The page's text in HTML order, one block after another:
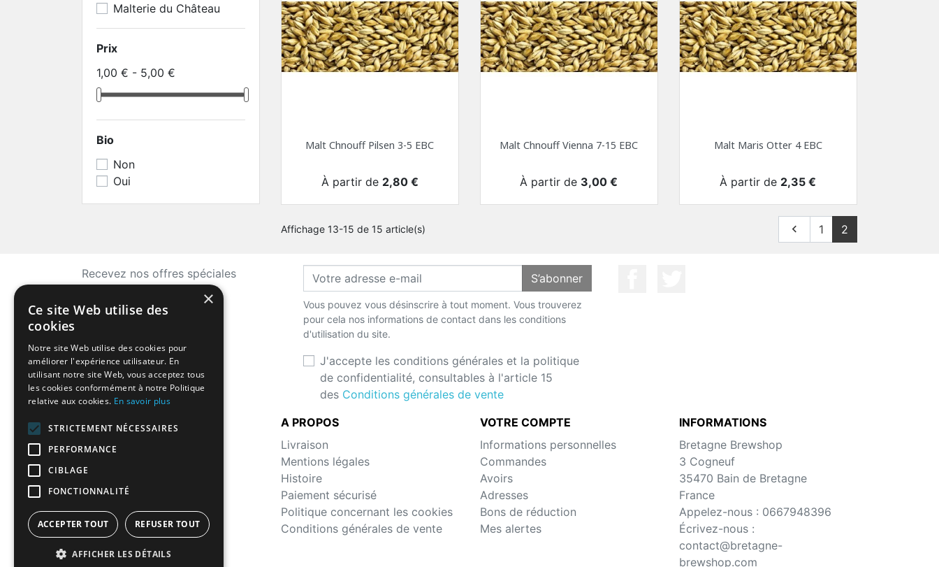
Malterie du Château
Prix
1,00 € - 5,00 €
Bio
Non
Oui
Malt Chnouff Pilsen 3-5 EBC
À partir de Prix
2,80 €
Malt Chnouff Vienna 7-15 EBC
À partir de Prix
3,00 €
Malt Maris Otter 4 EBC
À partir de Prix
2,35 €
Affichage 13-15 de 15 article(s) Précédent
 1 2
Recevez nos offres spéciales S’abonner
Vous pouvez vous désinscrire à tout moment. Vous trouverez
pour cela nos informations de contact dans les conditions
d'utilisation du site.
J'accepte les conditions générales et la politique
de confidentialité, consultables à l'article 15
des Conditions générales de vente
LA BOUTIQUE
Histoire
équivalences
Nouveaux produits
Meilleures ventes
Contactez-nous
A PROPOS
Livraison
Mentions légales
Histoire
Paiement sécurisé
Politique concernant les cookies
Conditions générales de vente
VOTRE COMPTE
Informations personnelles
Commandes
Avoirs
Adresses
Bons de réduction
Mes alertes
INFORMATIONS
Bretagne Brewshop
3 Cogneuf
35470 Bain de Bretagne
France
Appelez-nous : 0667948396
Écrivez-nous :
contact@bretagne-
brewshop.com
×
Ce site Web utilise des
cookies
Notre site Web utilise des cookies pour
améliorer l'expérience utilisateur. En
utilisant notre site Web, vous acceptez tous
les cookies conformément à notre Politique
relative aux cookies. En savoir plus
STRICTEMENT NÉCESSAIRES
PERFORMANCE
CIBLAGE
FONCTIONNALITÉ
ACCEPTER TOUT REFUSER TOUT
AFFICHER LES DÉTAILS